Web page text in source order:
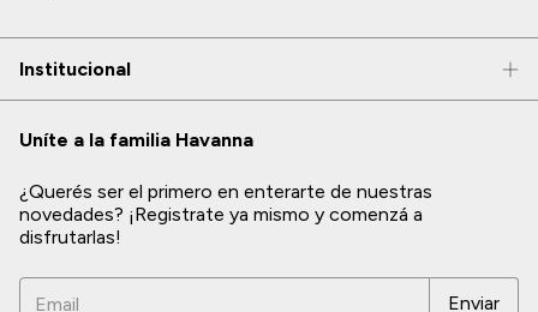
Institucional
Uníte a la familia Havanna
¿Querés ser el primero en enterarte de nuestras
novedades? ¡Registrate ya mismo y comenzá a
disfrutarlas!